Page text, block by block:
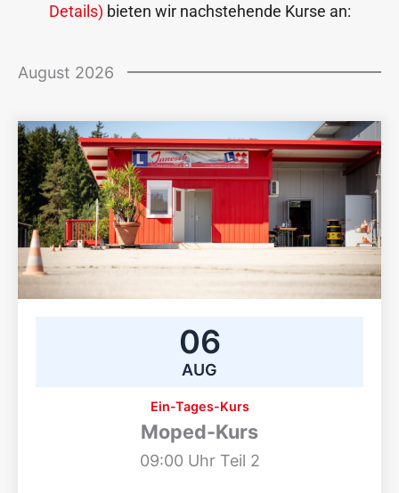
Details) bieten wir nachstehende Kurse an:
August 2026
06
AUG
Ein-Tages-Kurs
Moped-Kurs
09:00 Uhr Teil 2